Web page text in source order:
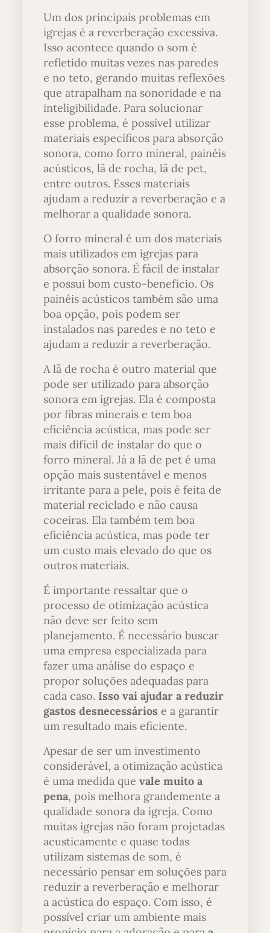
Um dos principais problemas em
igrejas é a reverberação excessiva.
Isso acontece quando o som é
refletido muitas vezes nas paredes
e no teto, gerando muitas reflexões
que atrapalham na sonoridade e na
inteligibilidade. Para solucionar
esse problema, é possível utilizar
materiais específicos para absorção
sonora, como forro mineral, painéis
acústicos, lã de rocha, lã de pet,
entre outros. Esses materiais
ajudam a reduzir a reverberação e a
melhorar a qualidade sonora.
O forro mineral é um dos materiais
mais utilizados em igrejas para
absorção sonora. É fácil de instalar
e possui bom custo-benefício. Os
painéis acústicos também são uma
boa opção, pois podem ser
instalados nas paredes e no teto e
ajudam a reduzir a reverberação.
A lã de rocha é outro material que
pode ser utilizado para absorção
sonora em igrejas. Ela é composta
por fibras minerais e tem boa
eficiência acústica, mas pode ser
mais difícil de instalar do que o
forro mineral. Já a lã de pet é uma
opção mais sustentável e menos
irritante para a pele, pois é feita de
material reciclado e não causa
coceiras. Ela também tem boa
eficiência acústica, mas pode ter
um custo mais elevado do que os
outros materiais.
É importante ressaltar que o
processo de otimização acústica
não deve ser feito sem
planejamento. É necessário buscar
uma empresa especializada para
fazer uma análise do espaço e
propor soluções adequadas para
cada caso. Isso vai ajudar a reduzir
gastos desnecessários e a garantir
um resultado mais eficiente.
Apesar de ser um investimento
considerável, a otimização acústica
é uma medida que vale muito a
pena, pois melhora grandemente a
qualidade sonora da igreja. Como
muitas igrejas não foram projetadas
acusticamente e quase todas
utilizam sistemas de som, é
necessário pensar em soluções para
reduzir a reverberação e melhorar
a acústica do espaço. Com isso, é
possível criar um ambiente mais